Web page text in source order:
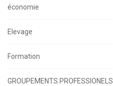
économie
Elevage
Formation
GROUPEMENTS PROFESSIONELS